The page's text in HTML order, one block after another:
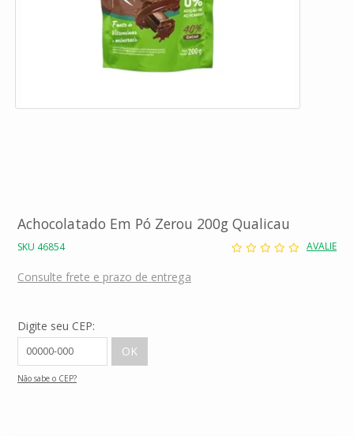
Achocolatado Em Pó Zerou 200g Qualicau
SKU 46854 AVALIE
Consulte frete e prazo de entrega
Digite seu CEP:
Não sabe o CEP?